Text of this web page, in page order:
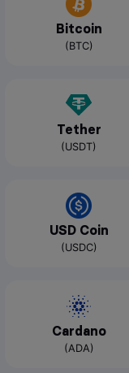
Bitcoin
(BTC)
Tether
(USDT)
USD Coin
(USDC)
Cardano
(ADA)